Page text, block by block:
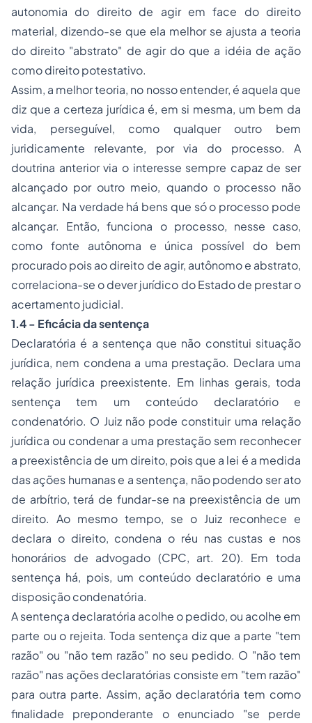
autonomia do direito de agir em face do direito
material, dizendo-se que ela melhor se ajusta a teoria
do direito "abstrato" de agir do que a idéia de ação
como direito potestativo.
Assim, a melhor teoria, no nosso entender, é aquela que
diz que a certeza jurídica é, em si mesma, um bem da
vida, perseguível, como qualquer outro bem
juridicamente relevante, por via do processo. A
doutrina anterior via o interesse sempre capaz de ser
alcançado por outro meio, quando o processo não
alcançar. Na verdade há bens que só o processo pode
alcançar. Então, funciona o processo, nesse caso,
como fonte autônoma e única possível do bem
procurado pois ao direito de agir, autônomo e abstrato,
correlaciona-se o dever jurídico do Estado de prestar o
acertamento judicial.
1.4 - Eficácia da sentença
Declaratória é a sentença que não constitui situação
jurídica, nem condena a uma prestação. Declara uma
relação jurídica preexistente. Em linhas gerais, toda
sentença tem um conteúdo declaratório e
condenatório. O Juiz não pode constituir uma relação
jurídica ou condenar a uma prestação sem reconhecer
a preexistência de um direito, pois que a lei é a medida
das ações humanas e a sentença, não podendo ser ato
de arbítrio, terá de fundar-se na preexistência de um
direito. Ao mesmo tempo, se o Juiz reconhece e
declara o direito, condena o réu nas custas e nos
honorários de advogado (CPC, art. 20). Em toda
sentença há, pois, um conteúdo declaratório e uma
disposição condenatória.
A sentença declaratória acolhe o pedido, ou acolhe em
parte ou o rejeita. Toda sentença diz que a parte "tem
razão" ou "não tem razão" no seu pedido. O "não tem
razão" nas ações declaratórias consiste em "tem razão"
para outra parte. Assim, ação declaratória tem como
finalidade preponderante o enunciado "se perde